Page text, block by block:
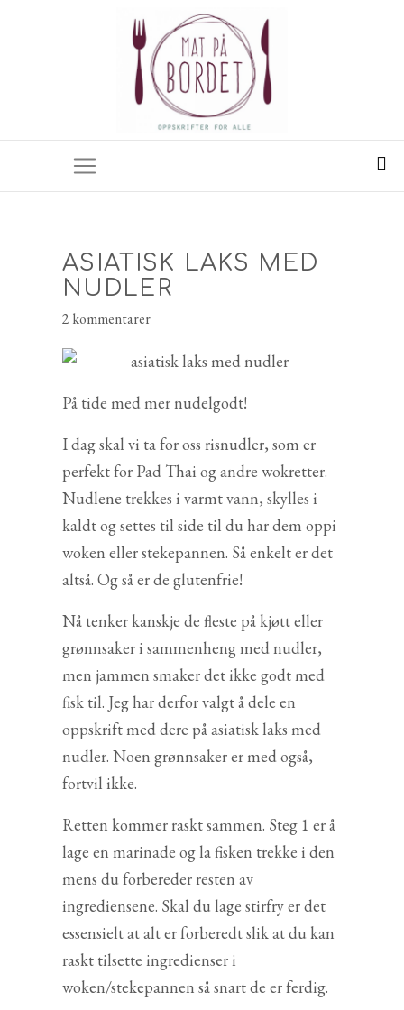
ASIATISK LAKS MED
NUDLER
2 kommentarer
På tide med mer nudelgodt!
I dag skal vi ta for oss risnudler, som er
perfekt for Pad Thai og andre wokretter.
Nudlene trekkes i varmt vann, skylles i
kaldt og settes til side til du har dem oppi
woken eller stekepannen. Så enkelt er det
altså. Og så er de glutenfrie!
Nå tenker kanskje de fleste på kjøtt eller
grønnsaker i sammenheng med nudler,
men jammen smaker det ikke godt med
fisk til. Jeg har derfor valgt å dele en
oppskrift med dere på asiatisk laks med
nudler. Noen grønnsaker er med også,
fortvil ikke.
Retten kommer raskt sammen. Steg 1 er å
lage en marinade og la fisken trekke i den
mens du forbereder resten av
ingrediensene. Skal du lage stirfry er det
essensielt at alt er forberedt slik at du kan
raskt tilsette ingredienser i
woken/stekepannen så snart de er ferdig.